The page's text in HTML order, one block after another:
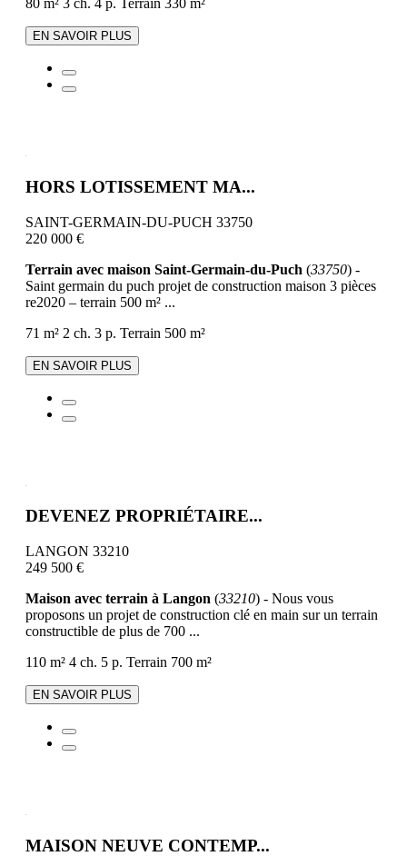
80 m² 3 ch. 4 p. Terrain 330 m²
EN SAVOIR PLUS
HORS LOTISSEMENT MA...
SAINT-GERMAIN-DU-PUCH 33750
220 000 €
Terrain avec maison Saint-Germain-du-Puch (33750) -
Saint germain du puch projet de construction maison 3 pièces
re2020 – terrain 500 m² ...
71 m² 2 ch. 3 p. Terrain 500 m²
EN SAVOIR PLUS
DEVENEZ PROPRIÉTAIRE...
LANGON 33210
249 500 €
Maison avec terrain à Langon (33210) - Nous vous
proposons un projet de construction clé en main sur un terrain
constructible de plus de 700 ...
110 m² 4 ch. 5 p. Terrain 700 m²
EN SAVOIR PLUS
MAISON NEUVE CONTEMP...